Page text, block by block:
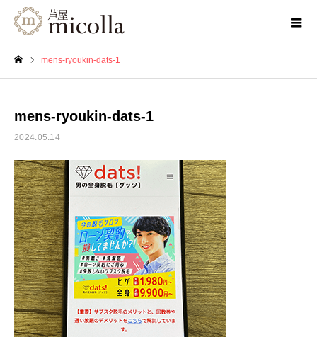
mens-ryoukin-dats-1
mens-ryoukin-dats-1
2024.05.14